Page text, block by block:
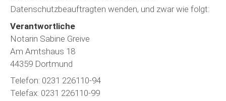
Datenschutzbeauftragten wenden, und zwar wie folgt:
Verantwortliche
Notarin Sabine Greive
Am Amtshaus 18
44359 Dortmund
Telefon: 0231 226110-94
Telefax: 0231 226110-99